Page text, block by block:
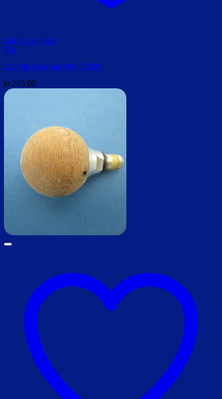
Add to wishlist
Vis
Comde Overpart HMI 72643
kr.265,00